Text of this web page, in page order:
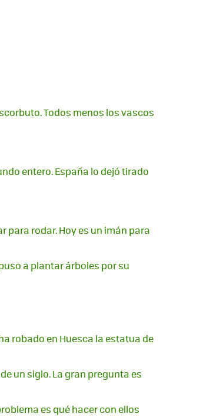
Todos menos los vascos
entero. España lo dejó tirado
para rodar. Hoy es un imán para
a plantar árboles por su
robado en Huesca la estatua de
un siglo. La gran pregunta es
es qué hacer con ellos